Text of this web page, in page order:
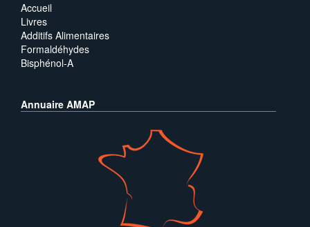
Accueil
Livres
Additifs Alimentaires
Formaldéhydes
Bisphénol-A
Annuaire AMAP